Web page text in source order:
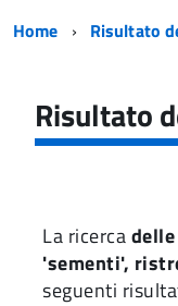
Percorso
navigazione
Home Risultato
Risultato
La ricerca
'sementi',
seguenti